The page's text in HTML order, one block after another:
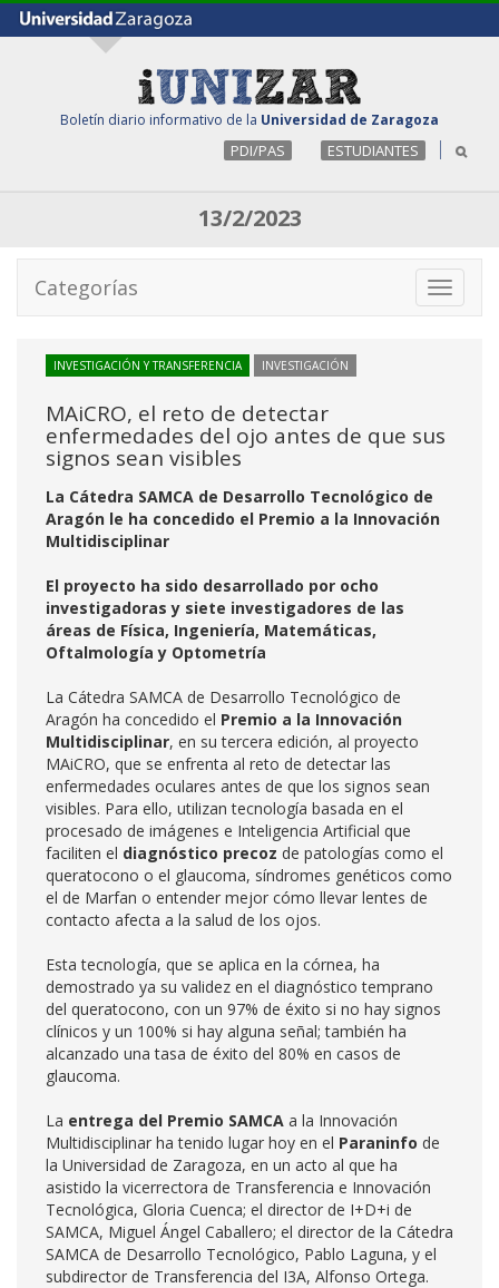
Boletín diario informativo de la Universidad de Zaragoza
PDI/PAS ESTUDIANTES
13/2/2023
Toggle
Categorías
INVESTIGACIÓN Y TRANSFERENCIA INVESTIGACIÓN
MAiCRO, el reto de detectar
enfermedades del ojo antes de que sus
signos sean visibles
La Cátedra SAMCA de Desarrollo Tecnológico de
Aragón le ha concedido el Premio a la Innovación
Multidisciplinar
El proyecto ha sido desarrollado por ocho
investigadoras y siete investigadores de las
áreas de Física, Ingeniería, Matemáticas,
Oftalmología y Optometría
La Cátedra SAMCA de Desarrollo Tecnológico de
Aragón ha concedido el Premio a la Innovación
Multidisciplinar, en su tercera edición, al proyecto
MAiCRO, que se enfrenta al reto de detectar las
enfermedades oculares antes de que los signos sean
visibles. Para ello, utilizan tecnología basada en el
procesado de imágenes e Inteligencia Artificial que
faciliten el diagnóstico precoz de patologías como el
queratocono o el glaucoma, síndromes genéticos como
el de Marfan o entender mejor cómo llevar lentes de
contacto afecta a la salud de los ojos.
Esta tecnología, que se aplica en la córnea, ha
demostrado ya su validez en el diagnóstico temprano
del queratocono, con un 97% de éxito si no hay signos
clínicos y un 100% si hay alguna señal; también ha
alcanzado una tasa de éxito del 80% en casos de
glaucoma.
La entrega del Premio SAMCA a la Innovación
Multidisciplinar ha tenido lugar hoy en el Paraninfo de
la Universidad de Zaragoza, en un acto al que ha
asistido la vicerrectora de Transferencia e Innovación
Tecnológica, Gloria Cuenca; el director de I+D+i de
SAMCA, Miguel Ángel Caballero; el director de la Cátedra
SAMCA de Desarrollo Tecnológico, Pablo Laguna, y el
subdirector de Transferencia del I3A, Alfonso Ortega.